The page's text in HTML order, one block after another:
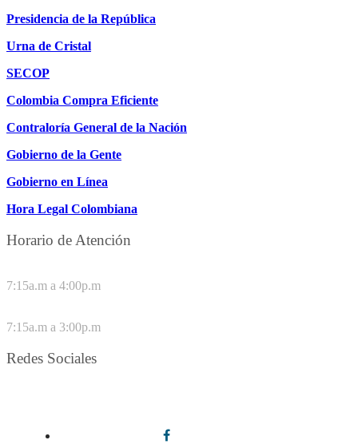
Presidencia de la República
Urna de Cristal
SECOP
Colombia Compra Eficiente
Contraloría General de la Nación
Gobierno de la Gente
Gobierno en Línea
Hora Legal Colombiana
Horario de Atención
7:15a.m a 4:00p.m
7:15a.m a 3:00p.m
Redes Sociales